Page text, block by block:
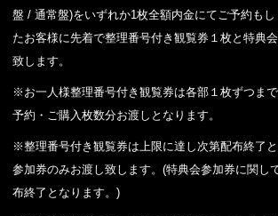
盤 / 通常盤)をいずれか1枚全額内金にてご予約も
たお客様に先着で整理番号付き観覧券１枚と特典
致します。
※お一人様整理番号付き観覧券は各部１枚ずつま
予約・ご購入枚数分お渡しとなります。
※整理番号付き観覧券は上限に達し次第配布終了
参加券のみお渡し致します。(特典会参加券に関し
布終了となります。)